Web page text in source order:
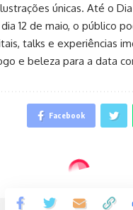
únicas. Até o
12 de maio, o público
talks e experiências
e beleza para a data
Facebook